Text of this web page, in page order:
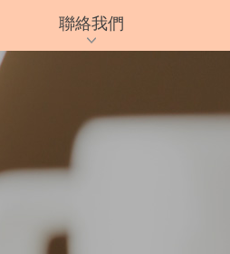
聯絡我們
相關鏈接
聯絡我們